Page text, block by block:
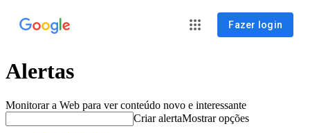
Fazer login
Alertas
Monitorar a Web para ver conteúdo novo e interessante
Criar alertaMostrar opções